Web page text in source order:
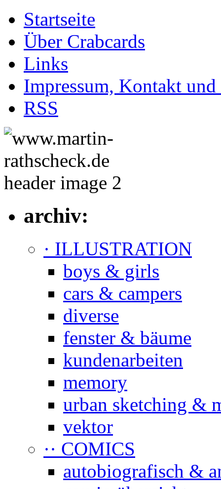
Startseite
Über Crabcards
Links
Impressum, Kontakt und
RSS
archiv:
· ILLUSTRATION
boys & girls
cars & campers
diverse
fenster & bäume
kundenarbeiten
memory
urban sketching &
vektor
·· COMICS
autobiografisch &